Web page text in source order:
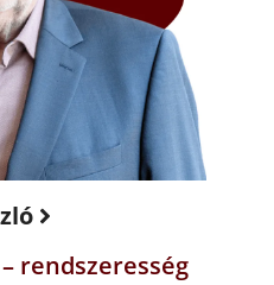
rendszeresség